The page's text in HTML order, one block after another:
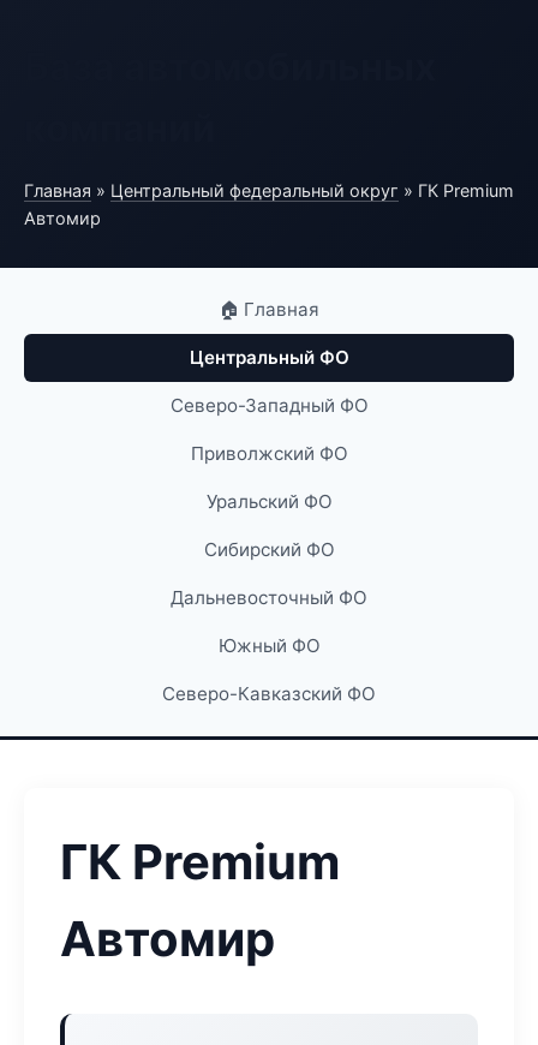
Главная » Центральный федеральный округ » ГК Premium
Автомир
🏠 Главная
Центральный ФО
Северо-Западный ФО
Приволжский ФО
Уральский ФО
Сибирский ФО
Дальневосточный ФО
Южный ФО
Северо-Кавказский ФО
ГК Premium
Автомир